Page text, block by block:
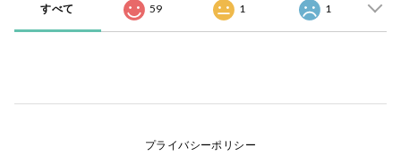
すべて 59 1 1
プライバシーポリシー